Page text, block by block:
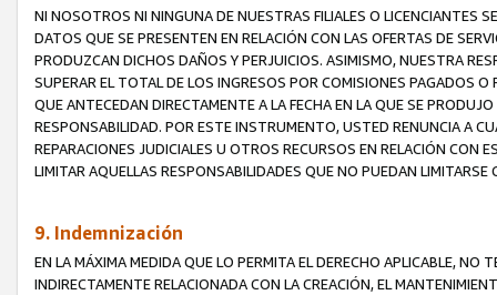
NI NOSOTROS NI NINGUNA DE NUESTRAS FILIALES O LICENCIANTES
DATOS QUE SE PRESENTEN EN RELACIÓN CON LAS OFERTAS DE
PRODUZCAN DICHOS DAÑOS Y PERJUICIOS. ASIMISMO, NUESTRA
SUPERAR EL TOTAL DE LOS INGRESOS POR COMISIONES PAGADOS
QUE ANTECEDAN DIRECTAMENTE A LA FECHA EN LA QUE SE
RESPONSABILIDAD. POR ESTE INSTRUMENTO, USTED RENUNCIA A
REPARACIONES JUDICIALES U OTROS RECURSOS EN RELACIÓN CON
LIMITAR AQUELLAS RESPONSABILIDADES QUE NO PUEDAN LIMITARSE
9. Indemnización
EN LA MÁXIMA MEDIDA QUE LO PERMITA EL DERECHO APLICABLE,
INDIRECTAMENTE RELACIONADA CON LA CREACIÓN, EL